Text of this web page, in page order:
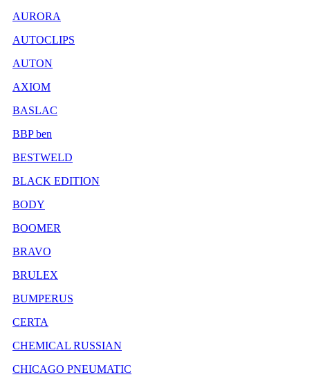
AURORA
AUTOCLIPS
AUTON
AXIOM
BASLAC
BBP ben
BESTWELD
BLACK EDITION
BODY
BOOMER
BRAVO
BRULEX
BUMPERUS
CERTA
CHEMICAL RUSSIAN
CHICAGO PNEUMATIC